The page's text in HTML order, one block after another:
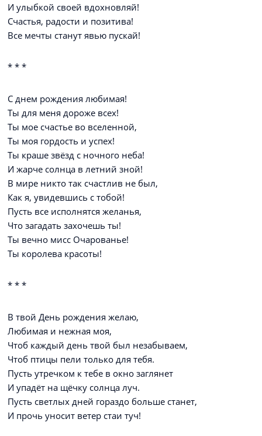
И улыбкой своей вдохновляй!
Счастья, радости и позитива!
Все мечты станут явью пускай!
* * *
С днем рождения любимая!
Ты для меня дороже всех!
Ты мое счастье во вселенной,
Ты моя гордость и успех!
Ты краше звёзд с ночного неба!
И жарче солнца в летний зной!
В мире никто так счастлив не был,
Как я, увидевшись с тобой!
Пусть все исполнятся желанья,
Что загадать захочешь ты!
Ты вечно мисс Очарованье!
Ты королева красоты!
* * *
В твой День рождения желаю,
Любимая и нежная моя,
Чтоб каждый день твой был незабываем,
Чтоб птицы пели только для тебя.
Пусть утречком к тебе в окно заглянет
И упадёт на щёчку солнца луч.
Пусть светлых дней гораздо больше станет,
И прочь уносит ветер стаи туч!